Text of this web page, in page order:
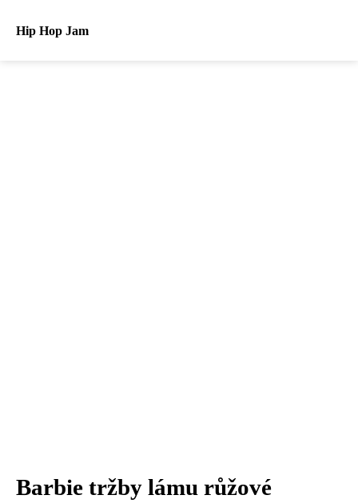
Hip Hop Jam
Barbie tržby lámu růžové